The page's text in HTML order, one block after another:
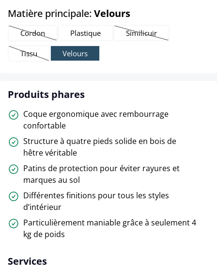
Matière principale: Veloursselect
Cordon
(Cette option n'est pas disponible pour le moment.)
Plastique Similicuir
(Cette option n'est pas
Tissu
(Cette option n'est pas disponible pour le moment.)
Velours
Produits phares
Coque ergonomique avec rembourrage
confortable
Structure à quatre pieds solide en bois de
hêtre véritable
Patins de protection pour éviter rayures et
marques au sol
Différentes finitions pour tous les styles
d’intérieur
Particulièrement maniable grâce à seulement 4
kg de poids
Services